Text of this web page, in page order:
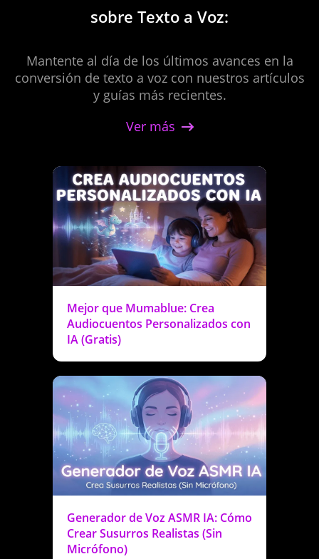
Slovenian
Somali
South African Afrikaans
South African English
South African Zulu
sobre Texto a Voz:
Mantente al día de los últimos avances en la
conversión de texto a voz con nuestros artículos
y guías más recientes.
Ver más
Mejor que Mumablue: Crea
Audiocuentos Personalizados con
IA (Gratis)
Generador de Voz ASMR IA: Cómo
Crear Susurros Realistas (Sin
Micrófono)